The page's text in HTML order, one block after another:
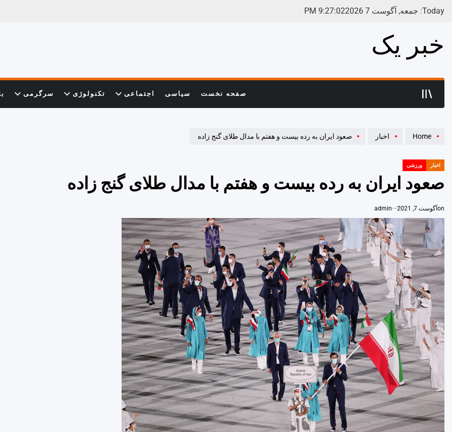
Today: جمعه, آگوست 7 2026 9:27:02
PM
خبر یک
صفحه نخست سیاسی اجتماعی تکنولوژی سرگرمی
Home اخبار صعود ایران به رده بیست و هفتم با مدال طلای گنج زاده
POSTED
اخبار ورزشی
صعود ایران به رده بیست و هفتم با مدال طلای گنج زاده
onآگوست 7, 2021 admin